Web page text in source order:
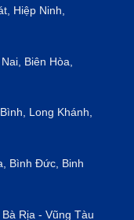
Hiệp Ninh,
Biên Hòa,
Long Khánh,
Bình Đức, Binh
Rịa - Vũng Tàu